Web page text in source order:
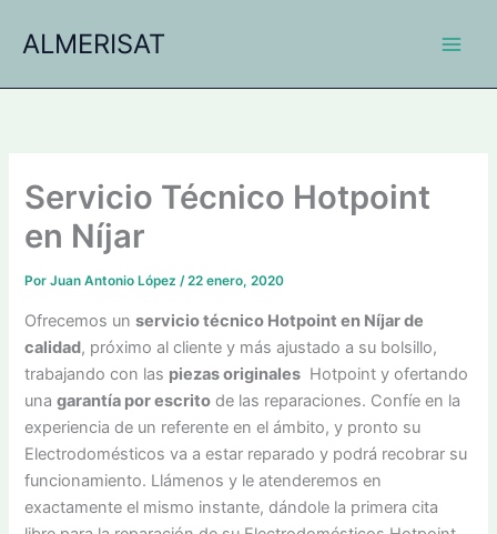
ALMERISAT
Servicio Técnico Hotpoint
en Níjar
PorJuan Antonio López/22 enero, 2020
Ofrecemos unservicio técnico Hotpoint en Níjar de
calidad, próximo al cliente y más ajustado a su bolsillo,
trabajando con las piezas originales Hotpoint y ofertando
unagarantía por escrito de las reparaciones. Confíe en la
experiencia de un referente en el ámbito, y pronto su
Electrodomésticos va a estar reparado y podrá recobrar su
funcionamiento. Llámenos y le atenderemos en
exactamente el mismo instante, dándole la primera cita